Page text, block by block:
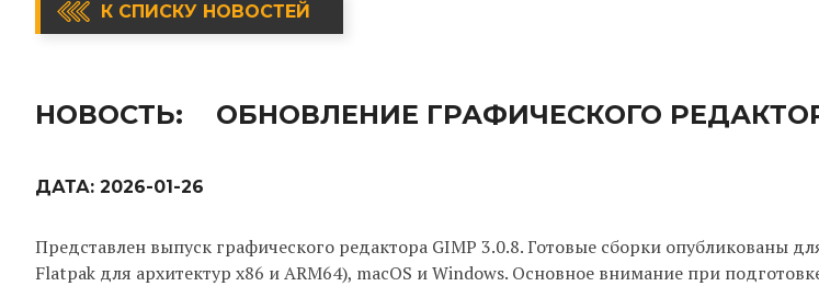
К СПИСКУ НОВОСТЕЙ
НОВОСТЬ: ОБНОВЛЕНИЕ ГРАФИЧЕСКОГО
ДАТА: 2026-01-26
Представлен выпуск графического редактора GIMP 3.0.8. Готовые сборки опубликованы
Flatpak для архитектур x86 и ARM64), macOS и Windows. Основное внимание при